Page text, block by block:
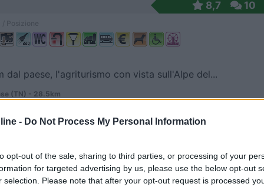
- Do Not Process My Personal Information
opt-out of the sale, sharing to third parties, or processing of your
for targeted advertising by us, please use the below opt-out
selection. Please note that after your opt-out request is processed
8,7 10
dal paese, l'agriturismo con vista sull'Alpe del...
(TN) - 28.5km